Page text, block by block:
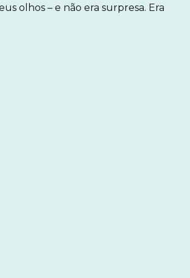
olhos – e não era surpresa. Era